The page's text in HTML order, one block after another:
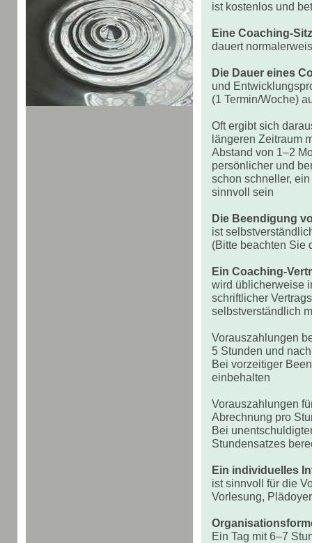
ist kostenlos und
Eine Coaching-
dauert
Die Dauer eines
und
(1 Termin/Woche)
Oft ergibt sich
längeren Zeitraum
Abstand von 1–2
persönlicher und
schon schneller,
sinnvoll sein
Die Beendigung
ist
(Bitte beachten Sie
Ein Coaching-
wird üblicherweise
schriftlicher
selbstverständlich
Vorauszahlungen
5 Stunden und
Bei vorzeitiger
einbehalten
Vorauszahlungen
Abrechnung pro
Bei
Stundensatzes
Ein individuelles
ist sinnvoll für die
Vorlesung,
Ein Tag mit 6–7